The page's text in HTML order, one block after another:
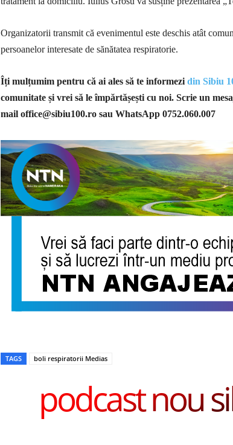
Organizatorii transmit că evenimentul este deschis atât
persoanelor interesate de sănătatea respiratorie.
Îți mulțumim pentru că ai ales să te informezi din Sibiu
comunitate și vrei să le împărtășești cu noi. Scrie un
mail office@sibiu100.ro sau WhatsApp 0752.060.007
TAGS boli respiratorii Medias
podcast nou